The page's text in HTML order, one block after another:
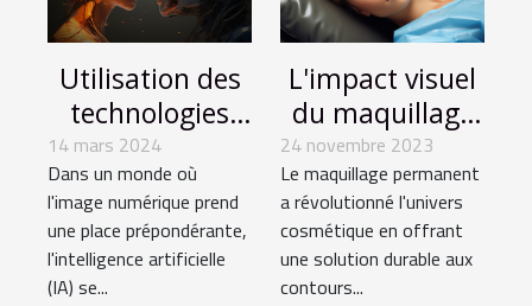
Utilisation des
technologies
d'IA dans le
traitement et
l'amélioration
des images
digitales
14 mars 2024
Dans un monde où
l'image numérique prend
une place prépondérante,
l'intelligence artificielle
(IA) se...
L'impact visuel
du maquillage
permanent sur
la perception de
soi
24 novembre 2023
Le maquillage permanent
a révolutionné l'univers
cosmétique en offrant
une solution durable aux
contours...